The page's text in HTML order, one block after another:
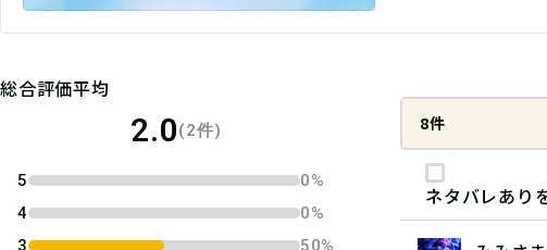
総合評価平均
2.0(2件)
5
0%
4
0%
3
50%
8件
ネタバレあり